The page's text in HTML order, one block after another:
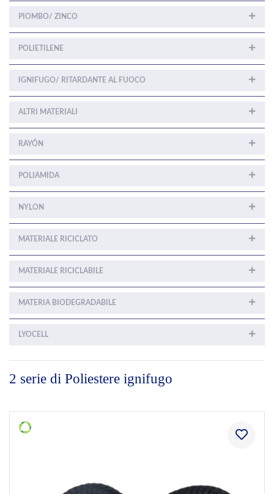
PIOMBO/ ZINCO
POLIETILENE
IGNIFUGO/ RITARDANTE AL FUOCO
ALTRI MATERIALI
RAYÓN
POLIAMIDA
NYLON
MATERIALE RICICLATO
MATERIALE RICICLABILE
MATERIA BIODEGRADABILE
LYOCELL
2 serie di Poliestere ignifugo